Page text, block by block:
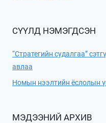
СҮҮЛД НЭМЭГДСЭН
“Стратегийн судалгаа”
авлаа
Номын нээлтийн ёслолын
МЭДЭЭНИЙ АРХИВ